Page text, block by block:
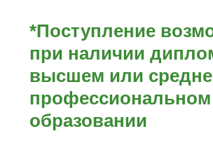
*Поступление
при наличии
высшем или
профессиональном
образовании